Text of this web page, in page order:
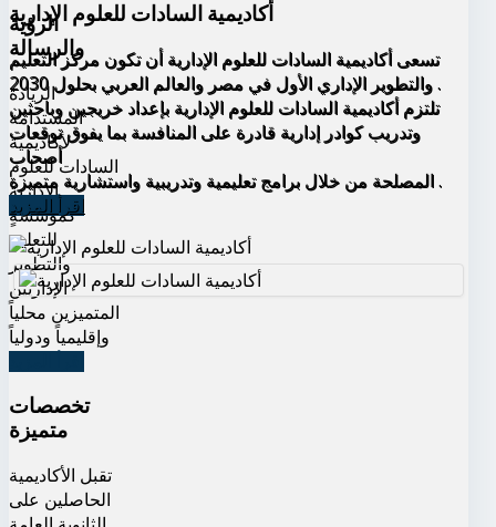
أكاديمية السادات للعلوم الإدارية
تسعى أكاديمية السادات للعلوم الإدارية أن تكون مركز التعليم
والتطوير الإداري الأول في مصر والعالم العربي بحلول 2030 .
تلتزم أكاديمية السادات للعلوم الإدارية بإعداد خريجين وباحثين
وتدريب كوادر إدارية قادرة على المنافسة بما يفوق توقعات
أصحاب
المصلحة من خلال برامج تعليمية وتدريبية واستشارية متميزة .
اقرأ المزيد
الرؤية
والرسالة
الريادة
المستدامة
لأكاديمية
السادات للعلوم
الإدارية
كمؤسسةٍ
للتعليم
والتطوير
الإداريين
المتميزين محلياً
وإقليمياً ودولياً
تخصصات
متميزة
تقبل الأكاديمية
الحاصلين على